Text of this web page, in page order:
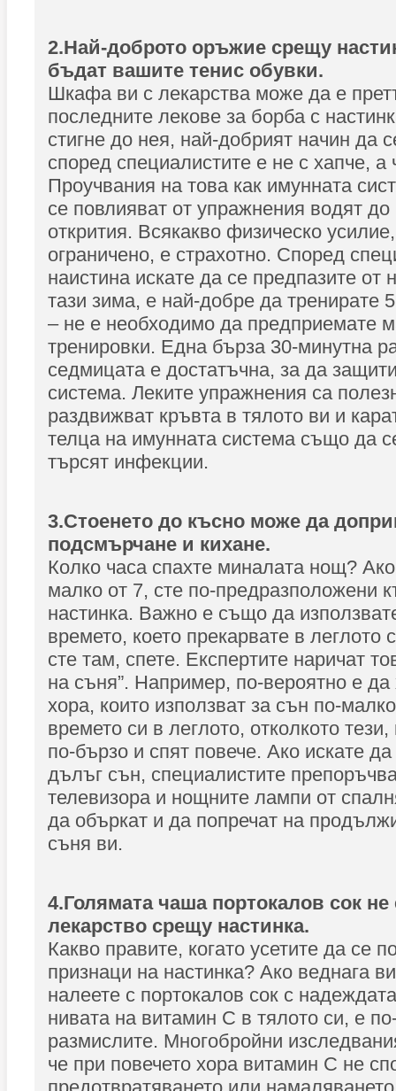
2.Най-доброто оръжие срещу
бъдат вашите тенис обувки.
Шкафа ви с лекарства може да е
последните лекове за борба с
стигне до нея, най-добрият начин да
според специалистите е не с хапче, а
Проучвания на това как имунната
се повлияват от упражнения водят до
открития. Всякакво физическо
ограничено, е страхотно. Според
наистина искате да се предпазите от
тази зима, е най-добре да тренирате
– не е необходимо да предприемате
тренировки. Една бърза 30-минутна
седмицата е достатъчна, за да
система. Леките упражнения са
раздвижват кръвта в тялото ви и
телца на имунната система също да
търсят инфекции.
3.Стоенето до късно може да
подсмърчане и кихане.
Колко часа спахте миналата нощ?
малко от 7, сте по-предразположени
настинка. Важно е също да
времето, което прекарвате в леглото
сте там, спете. Експертите наричат
на съня”. Например, по-вероятно е да
хора, които използват за сън по-
времето си в леглото, отколкото тези,
по-бързо и спят повече. Ако искате да
дълъг сън, специалистите
телевизора и нощните лампи от
да объркат и да попречат на
съня ви.
4.Голямата чаша портокалов сок не
лекарство срещу настинка.
Какво правите, когато усетите да се
признаци на настинка? Ако веднага
налеете с портокалов сок с
нивата на витамин C в тялото си, е
размислите. Многобройни
че при повечето хора витамин C не